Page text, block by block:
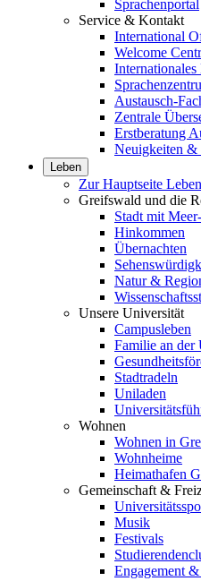
Sprachenportal
Service & Kontakt
International
Welcome
Internationales
Austausch-
Zentrale
Erstberatung
Neuigkeiten &
Leben
Zur Hauptseite Leben
Greifswald und die
Stadt mit
Hinkommen
Übernachten
Natur &
Unsere Universität
Campusleben
Familie an der
Stadtradeln
Uniladen
Wohnen
Wohnen in
Wohnheime
Heimathafen
Gemeinschaft &
Musik
Festivals
Engagement